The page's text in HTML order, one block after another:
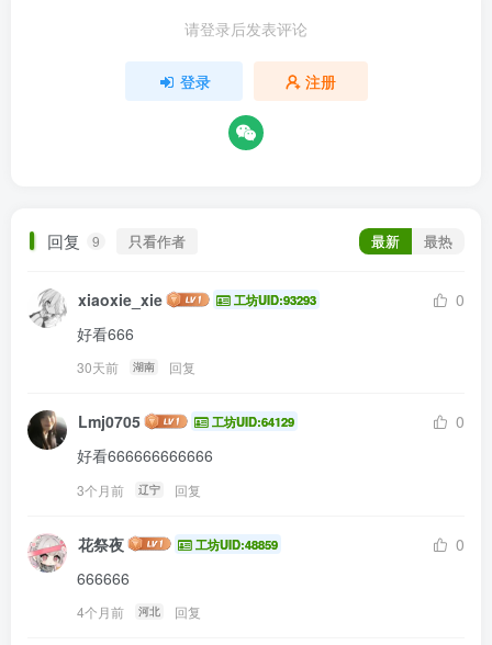
请登录后发表评论
登录 注册
回复 9 只看作者 最新 最热
xiaoxie_xie 工坊UID:93293
0
好看666
30天前 湖南 回复
Lmj0705 工坊UID:64129
0
好看666666666666
3个月前 辽宁 回复
花祭夜 工坊UID:48859
0
666666
4个月前 河北 回复